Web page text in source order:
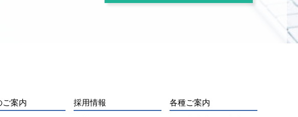
ご案内 採用情報 各種ご案内